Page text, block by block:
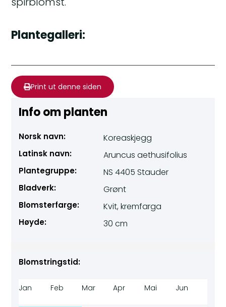
Plantegalleri:
Print ut denne siden
Info om planten
Norsk navn: Koreaskjegg
Latinsk navn: Aruncus aethusifolius
Plantegruppe: NS 4405 Stauder
Bladverk: Grønt
Blomsterfarge: Kvit, kremfarga
Høyde: 30 cm
Blomstringstid:
Jan Feb Mar Apr Mai Jun